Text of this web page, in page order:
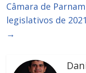
Câmara de
legislativos de
→